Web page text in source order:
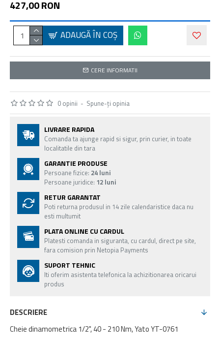
0 opinii - Spune-ţi opinia
427,00 RON
ADAUGĂ ÎN COŞ
CERE INFORMATII
LIVRARE RAPIDA
Comanda ta ajunge rapid si sigur, prin curier, in toate
localitatile din tara
GARANTIE PRODUSE
Persoane fizice: 24 luni
Persoane juridice: 12 luni
RETUR GARANTAT
Poti returna produsul in 14 zile calendaristice daca nu
esti multumit
PLATA ONLINE CU CARDUL
Platesti comanda in siguranta, cu cardul, direct pe site,
fara comision prin Netopia Payments
SUPORT TEHNIC
Iti oferim asistenta telefonica la achizitionarea oricarui
produs
DESCRIERE
Cheie dinamometrica 1/2", 40 - 210 Nm, Yato YT-0761